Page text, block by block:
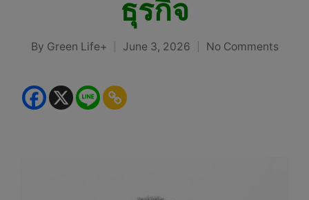
ธุรกิจ
Posted
By Green Life+ June 3, 2026 No Comments